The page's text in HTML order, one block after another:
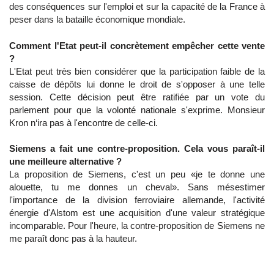
des conséquences sur l'emploi et sur la capacité de la France à
peser dans la bataille économique mondiale.
Comment l'Etat peut-il concrètement empêcher cette vente
?
L'Etat peut très bien considérer que la participation faible de la
caisse de dépôts lui donne le droit de s'opposer à une telle
session. Cette décision peut être ratifiée par un vote du
parlement pour que la volonté nationale s'exprime. Monsieur
Kron n‘ira pas à l'encontre de celle-ci.
Siemens a fait une contre-proposition. Cela vous paraît-il
une meilleure alternative ?
La proposition de Siemens, c'est un peu «je te donne une
alouette, tu me donnes un cheval». Sans mésestimer
l'importance de la division ferroviaire allemande, l'activité
énergie d'Alstom est une acquisition d'une valeur stratégique
incomparable. Pour l'heure, la contre-proposition de Siemens ne
me paraît donc pas à la hauteur.